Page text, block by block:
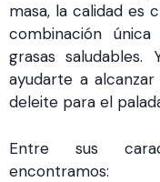
masa, la calidad es
combinación
grasas
ayudarte a
deleite para el
Entre sus
encontramos: